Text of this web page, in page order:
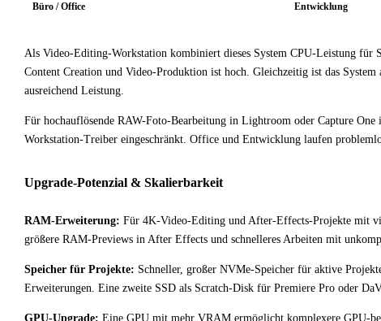
Büro / Office Entwicklung
Als Video-Editing-Workstation kombiniert dieses System CPU-Leistung
Content Creation und Video-Produktion ist hoch. Gleichzeitig ist das
ausreichend Leistung.
Für hochauflösende RAW-Foto-Bearbeitung in Lightroom oder Capture
Workstation-Treiber eingeschränkt. Office und Entwicklung laufen
Upgrade-Potenzial & Skalierbarkeit
RAM-Erweiterung: Für 4K-Video-Editing und After-Effects-Projekte mit
größere RAM-Previews in After Effects und schnelleres Arbeiten mit
Speicher für Projekte: Schneller, großer NVMe-Speicher für aktive
Erweiterungen. Eine zweite SSD als Scratch-Disk für Premiere Pro oder
GPU-Upgrade: Eine GPU mit mehr VRAM ermöglicht komplexere GPU-